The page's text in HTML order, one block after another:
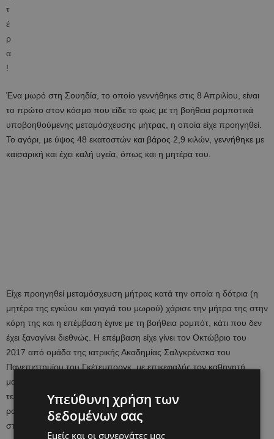
Ένα μωρό στη Σουηδία, το οποίο γεννήθηκε στις 8 Απριλίου, είναι
το πρώτο στον κόσμο που είδε το φως με τη βοήθεια ρομποτικά
υποβοηθούμενης μεταμόσχευσης μήτρας, η οποία είχε προηγηθεί.
Το αγόρι, με ύψος 48 εκατοστών και βάρος 2,9 κιλών, γεννήθηκε με
καισαρική και έχει καλή υγεία, όπως και η μητέρα του.
Είχε προηγηθεί μεταμόσχευση μήτρας κατά την οποία η δότρια (η
μητέρα της εγκύου και γιαγιά του μωρού) χάρισε την μήτρα της στην
κόρη της και η επέμβαση έγινε με τη βοήθεια ρομπότ, κάτι που δεν
έχει ξαναγίνει διεθνώς. Η επέμβαση είχε γίνει τον Οκτώβριο του
2017 από ομάδα της ιατρικής Ακαδημίας Σαλγκρένσκα του
Πανεπιστημίου του Γκέτεμποργκ, με επικεφαλής τον καθηγητή
μαιευτικής και γυναικολογίας, Ματς Μπρένστρεμ. Όπως είπε ο
τελευταίος, «για πρώτη φορά δείξαμε ότι η λιγότερο επεμβατική
ρομποτικά υποβοηθούμενη χειρουργική τεχνική είναι εφαρμόσιμη
στις μεταμοσχεύσεις μήτρας».
Υπεύθυνη χρήση των
δεδομένων σας
Εμείς και οι συνεργάτες μας